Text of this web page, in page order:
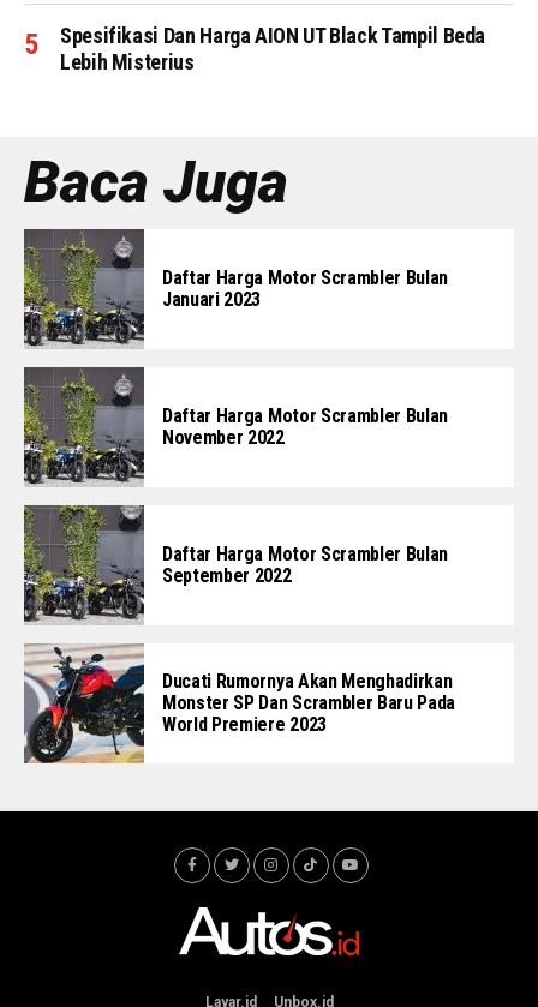
Spesifikasi Dan Harga AION UT Black Tampil Beda
Lebih Misterius
Baca Juga
Daftar Harga Motor Scrambler Bulan
Januari 2023
Daftar Harga Motor Scrambler Bulan
November 2022
Daftar Harga Motor Scrambler Bulan
September 2022
Ducati Rumornya Akan Menghadirkan
Monster SP Dan Scrambler Baru Pada
World Premiere 2023
Layar.id Unbox.id